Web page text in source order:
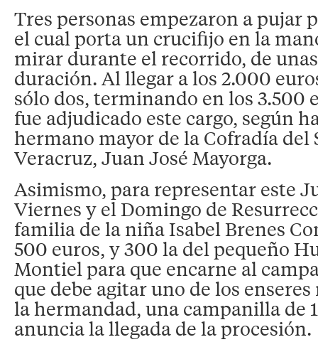
Tres personas empezaron a pujar
el cual porta un crucifijo en la
mirar durante el recorrido, de
duración. Al llegar a los 2.000
sólo dos, terminando en los 3.500
fue adjudicado este cargo, según
hermano mayor de la Cofradía del
Veracruz, Juan José Mayorga.
Asimismo, para representar este
Viernes y el Domingo de
familia de la niña Isabel Brenes
500 euros, y 300 la del pequeño
Montiel para que encarne al
que debe agitar uno de los
la hermandad, una campanilla de
anuncia la llegada de la procesión.